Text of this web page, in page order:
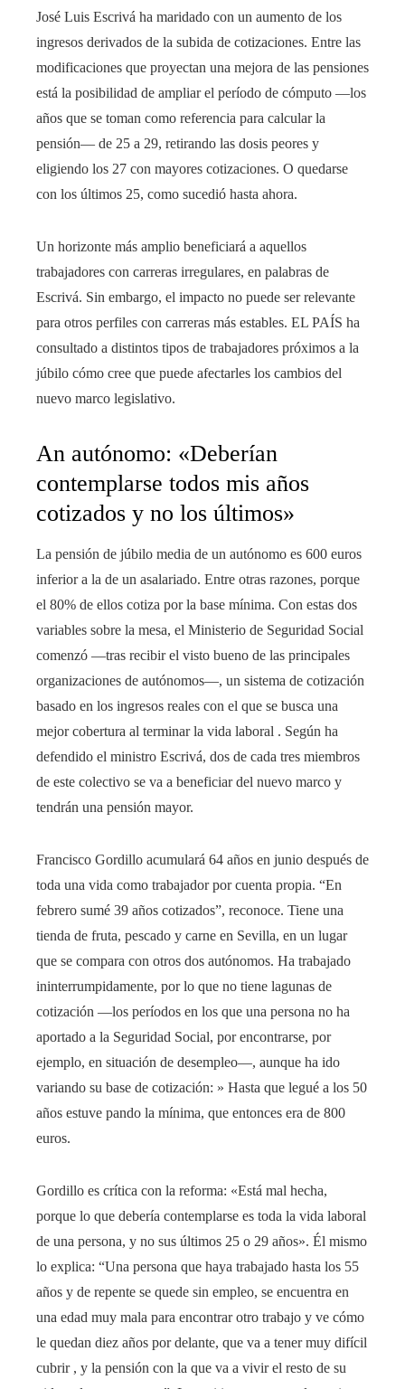
José Luis Escrivá ha maridado con un aumento de los
ingresos derivados de la subida de cotizaciones. Entre las
modificaciones que proyectan una mejora de las pensiones
está la posibilidad de ampliar el período de cómputo —los
años que se toman como referencia para calcular la
pensión— de 25 a 29, retirando las dosis peores y
eligiendo los 27 con mayores cotizaciones. O quedarse
con los últimos 25, como sucedió hasta ahora.
Un horizonte más amplio beneficiará a aquellos
trabajadores con carreras irregulares, en palabras de
Escrivá. Sin embargo, el impacto no puede ser relevante
para otros perfiles con carreras más estables. EL PAÍS ha
consultado a distintos tipos de trabajadores próximos a la
júbilo cómo cree que puede afectarles los cambios del
nuevo marco legislativo.
An autónomo: «Deberían
contemplarse todos mis años
cotizados y no los últimos»
La pensión de júbilo media de un autónomo es 600 euros
inferior a la de un asalariado. Entre otras razones, porque
el 80% de ellos cotiza por la base mínima. Con estas dos
variables sobre la mesa, el Ministerio de Seguridad Social
comenzó —tras recibir el visto bueno de las principales
organizaciones de autónomos—, un sistema de cotización
basado en los ingresos reales con el que se busca una
mejor cobertura al terminar la vida laboral . Según ha
defendido el ministro Escrivá, dos de cada tres miembros
de este colectivo se va a beneficiar del nuevo marco y
tendrán una pensión mayor.
Francisco Gordillo acumulará 64 años en junio después de
toda una vida como trabajador por cuenta propia. “En
febrero sumé 39 años cotizados”, reconoce. Tiene una
tienda de fruta, pescado y carne en Sevilla, en un lugar
que se compara con otros dos autónomos. Ha trabajado
ininterrumpidamente, por lo que no tiene lagunas de
cotización —los períodos en los que una persona no ha
aportado a la Seguridad Social, por encontrarse, por
ejemplo, en situación de desempleo—, aunque ha ido
variando su base de cotización: » Hasta que legué a los 50
años estuve pando la mínima, que entonces era de 800
euros.
Gordillo es crítica con la reforma: «Está mal hecha,
porque lo que debería contemplarse es toda la vida laboral
de una persona, y no sus últimos 25 o 29 años». Él mismo
lo explica: “Una persona que haya trabajado hasta los 55
años y de repente se quede sin empleo, se encuentra en
una edad muy mala para encontrar otro trabajo y ve cómo
le quedan diez años por delante, que va a tener muy difícil
cubrir , y la pensión con la que va a vivir el resto de su